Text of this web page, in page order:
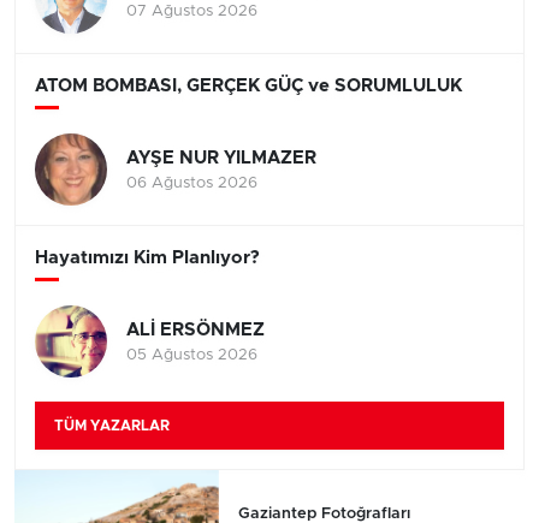
07 Ağustos 2026
ATOM BOMBASI, GERÇEK GÜÇ ve SORUMLULUK
AYŞE NUR YILMAZER
06 Ağustos 2026
Hayatımızı Kim Planlıyor?
ALİ ERSÖNMEZ
05 Ağustos 2026
TÜM YAZARLAR
Gaziantep Fotoğrafları